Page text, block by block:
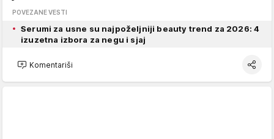
POVEZANE VESTI
Serumi za usne su najpoželjniji beauty trend za 2026: 4
izuzetna izbora za negu i sjaj
Komentariši